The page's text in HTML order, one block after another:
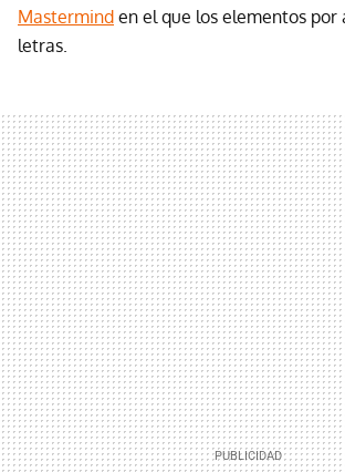
Mastermind en el que los elementos por
letras.